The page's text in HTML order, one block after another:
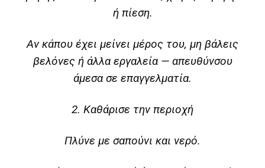
ή πίεση.
Αν κάπου έχει μείνει μέρος του, μη βάλεις
βελόνες ή άλλα εργαλεία — απευθύνσου
άμεσα σε επαγγελματία.
2. Καθάρισε την περιοχή
Πλύνε με σαπούνι και νερό.